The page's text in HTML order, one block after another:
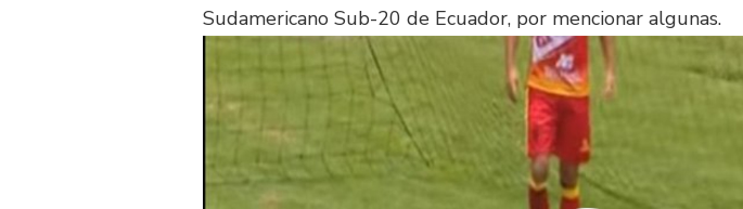
Sudamericano Sub-20 de Ecuador, por mencionar algunas.